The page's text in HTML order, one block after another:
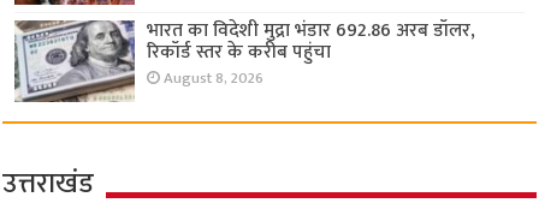
भारत का विदेशी मुद्रा भंडार 692.86 अरब डॉलर,
रिकॉर्ड स्तर के करीब पहुंचा
August 8, 2026
उत्तराखंड